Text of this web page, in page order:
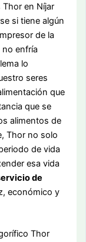
Thor en Níjar
si tiene algún
de la
enfría
lo
seres
que
que se
alimentos de
Thor no solo
de vida
esa vida
de
económico y
Thor